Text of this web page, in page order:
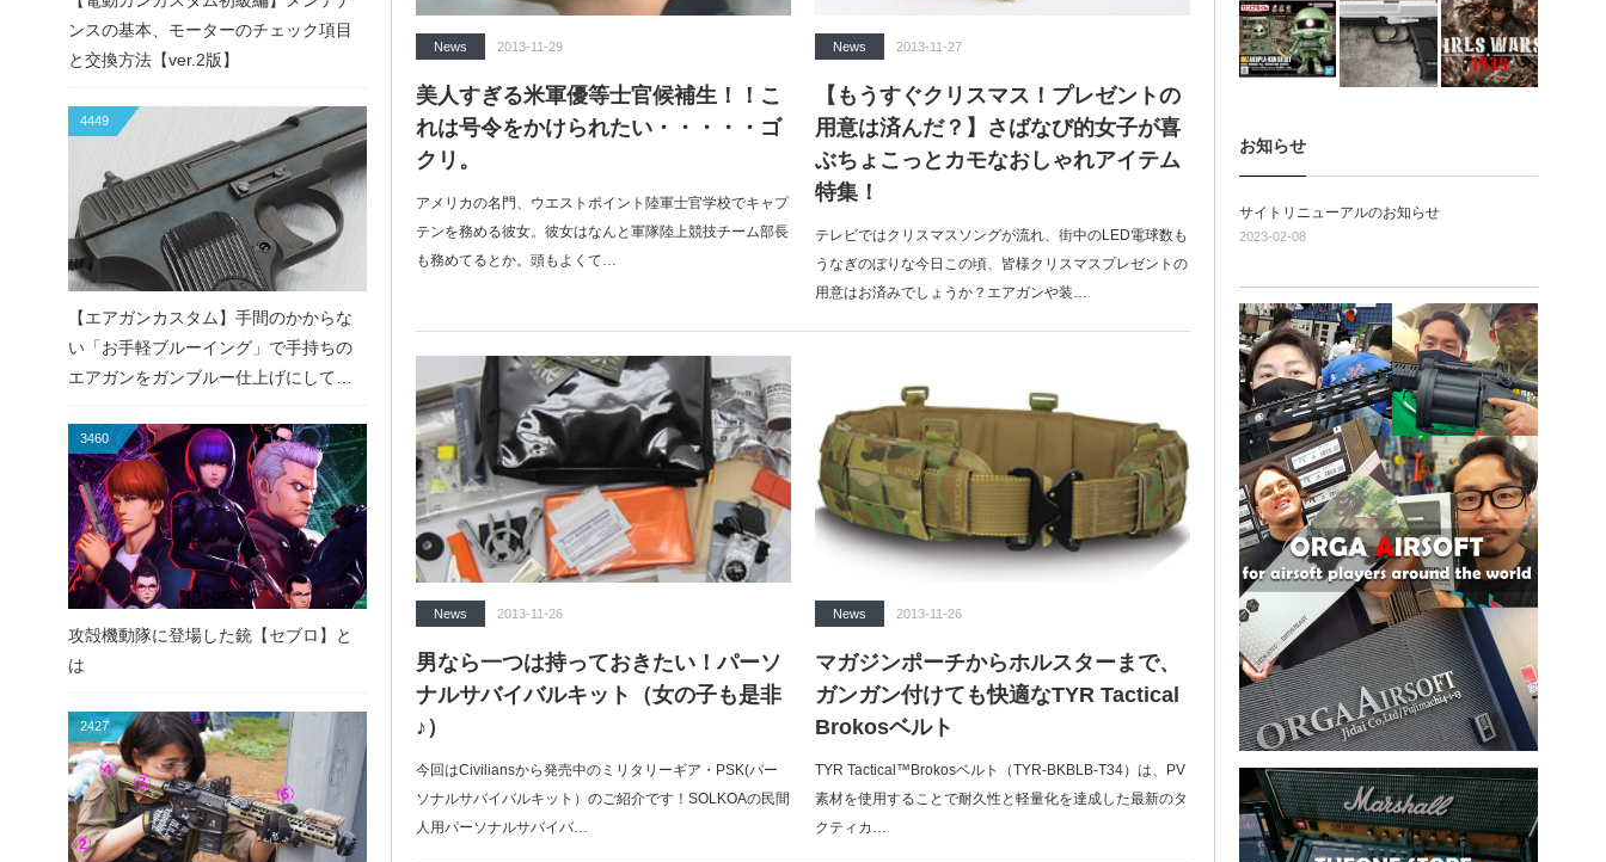
News 2013-11-29
美人すぎる米軍優等士官候補生！！こ
れは号令をかけられたい・・・・・ゴ
クリ。
アメリカの名門、ウエストポイント陸軍士官学校でキャプ
テンを務める彼女。彼女はなんと軍隊陸上競技チーム部長
も務めてるとか。頭もよくて…
News 2013-11-27
【もうすぐクリスマス！プレゼントの
用意は済んだ？】さばなび的女子が喜
ぶちょこっとカモなおしゃれアイテム
特集！
テレビではクリスマスソングが流れ、街中のLED電球数も
うなぎのぼりな今日この頃、皆様クリスマスプレゼントの
用意はお済みでしょうか？エアガンや装…
News 2013-11-26
男なら一つは持っておきたい！パーソ
ナルサバイバルキット（女の子も是非
♪）
今回はCiviliansから発売中のミリタリーギア・PSK(パー
ソナルサバイバルキット）のご紹介です！SOLKOAの民間
人用パーソナルサバイバ…
News 2013-11-26
マガジンポーチからホルスターまで、
ガンガン付けても快適なTYR Tactical
Brokosベルト
TYR Tactical™Brokosベルト（TYR-BKBLB-T34）は、PV
素材を使用することで耐久性と軽量化を達成した最新のタ
クティカ…
ンスの基本、モーターのチェック項目
と交換方法【ver.2版】
4449
【エアガンカスタム】手間のかからな
い「お手軽ブルーイング」で手持ちの
エアガンをガンブルー仕上げにしてみ
3460
攻殻機動隊に登場した銃【セブロ】と
は
2427
お知らせ
サイトリニューアルのお知らせ
2023-02-08